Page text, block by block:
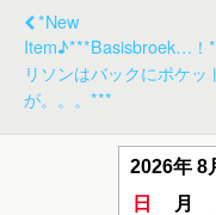
*new
Item♪***basisbroek…！
リソンはバックにポケッ
が。。。***
2026年 8
日
月